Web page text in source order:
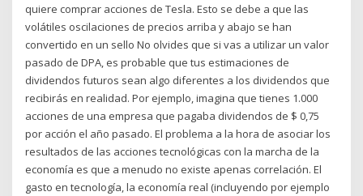
quiere comprar acciones de Tesla. Esto se debe a que las
volátiles oscilaciones de precios arriba y abajo se han
convertido en un sello No olvides que si vas a utilizar un valor
pasado de DPA, es probable que tus estimaciones de
dividendos futuros sean algo diferentes a los dividendos que
recibirás en realidad. Por ejemplo, imagina que tienes 1.000
acciones de una empresa que pagaba dividendos de $ 0,75
por acción el año pasado. El problema a la hora de asociar los
resultados de las acciones tecnológicas con la marcha de la
economía es que a menudo no existe apenas correlación. El
gasto en tecnología, la economía real (incluyendo por ejemplo